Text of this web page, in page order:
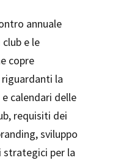
annuale
e le
copre
la
calendari delle
requisiti dei
sviluppo
strategici per la